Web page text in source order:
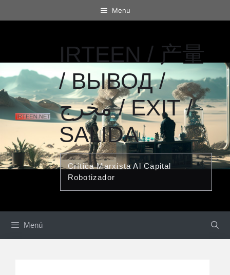
al
Menu
IRTEEN / 产量
/ ВЫВОД /
مخرج / EXIT /
SALIDA
Crítica Marxista Al Capital
Robotizador
Menú